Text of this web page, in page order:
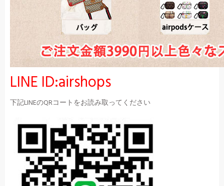
LINE ID:airshops
下記LINEのQRコートをお読み取ってください